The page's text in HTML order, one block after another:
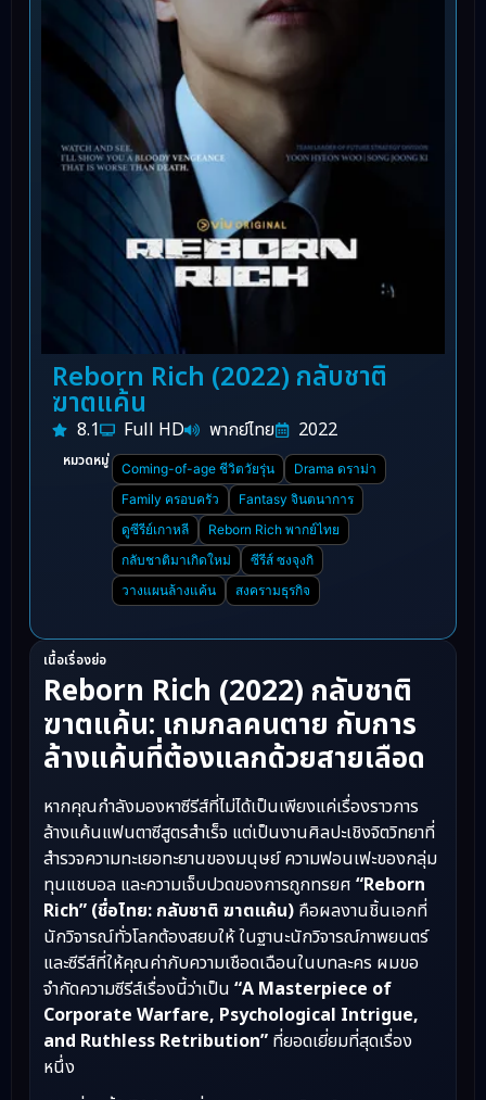
Reborn Rich (2022) กลับชาติ
ฆาตแค้น
8.1 Full HD พากย์ไทย 2022
หมวดหมู่ Coming-of-age ชีวิตวัยรุ่น
Drama ดราม่า
Family ครอบครัว
Fantasy จินตนาการ
ดูซีรีย์เกาหลี
Reborn Rich พากย์ไทย
กลับชาติมาเกิดใหม่
ซีรีส์ ซงจุงกิ
วางแผนล้างแค้น
สงครามธุรกิจ
เนื้อเรื่องย่อ
Reborn Rich (2022) กลับชาติ
ฆาตแค้น: เกมกลคนตาย กับการ
ล้างแค้นที่ต้องแลกด้วยสายเลือด
หากคุณกำลังมองหาซีรีส์ที่ไม่ได้เป็นเพียงแค่เรื่องราวการ
ล้างแค้นแฟนตาซีสูตรสำเร็จ แต่เป็นงานศิลปะเชิงจิตวิทยาที่
สำรวจความทะเยอทะยานของมนุษย์ ความฟอนเฟะของกลุ่ม
ทุนแชบอล และความเจ็บปวดของการถูกทรยศ “Reborn
Rich” (ชื่อไทย: กลับชาติ ฆาตแค้น) คือผลงานชิ้นเอกที่
นักวิจารณ์ทั่วโลกต้องสยบให้ ในฐานะนักวิจารณ์ภาพยนตร์
และซีรีส์ที่ให้คุณค่ากับความเชือดเฉือนในบทละคร ผมขอ
จำกัดความซีรีส์เรื่องนี้ว่าเป็น “A Masterpiece of
Corporate Warfare, Psychological Intrigue,
and Ruthless Retribution” ที่ยอดเยี่ยมที่สุดเรื่อง
หนึ่ง